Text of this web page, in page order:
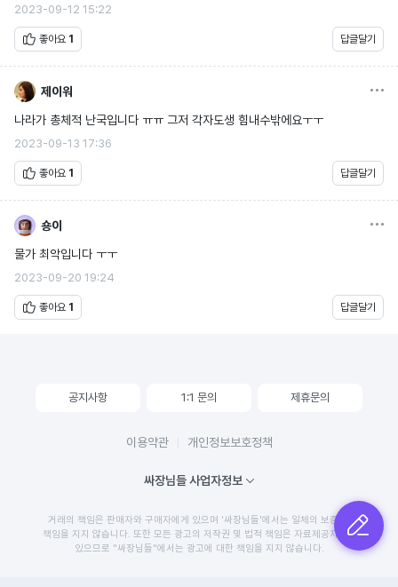
글쓰기
2023-09-12 15:22
좋아요 1 답글달기
제이워
나라가 총체적 난국입니다 ㅠㅠ 그저 각자도생 힘내수밖에요ㅜㅜ
2023-09-13 17:36
좋아요 1 답글달기
숑이
물가 최악입니다 ㅜㅜ
2023-09-20 19:24
좋아요 1 답글달기
공지사항 1:1 문의 제휴문의
이용약관 개인정보보호정책
싸장님들 사업자정보
거래의 책임은 판매자와 구매자에게 있으며 '싸장님들'에서는 일체의 보증 및
책임을 지지 않습니다. 또한 모든 광고의 저작권 및 법적 책임은 자료제공자에게
있으므로 "싸장님들"에서는 광고에 대한 책임을 지지 않습니다.